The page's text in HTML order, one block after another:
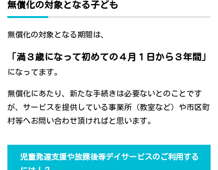
無償化の対象となる子ども
無償化の対象となる期間は、
「満３歳になって初めての４月１日から３年間」
になってます。
無償化にあたり、新たな手続きは必要ないとのことです
が、サービスを提供している事業所（教室など）や市区町
村等へお問い合わせ頂ければと思います。
児童発達支援や放課後等デイサービスのご利用する